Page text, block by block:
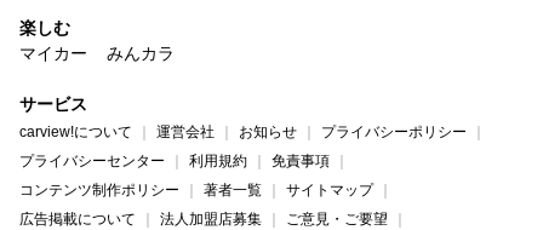
楽しむ
マイカー
みんカラ
サービス
carview!について 運営会社 お知らせ
プライバシーポリシー
プライバシーセンター
利用規約
免責事項
コンテンツ制作ポリシー
著者一覧
サイトマップ
広告掲載について
法人加盟店募集
ご意見・ご要望